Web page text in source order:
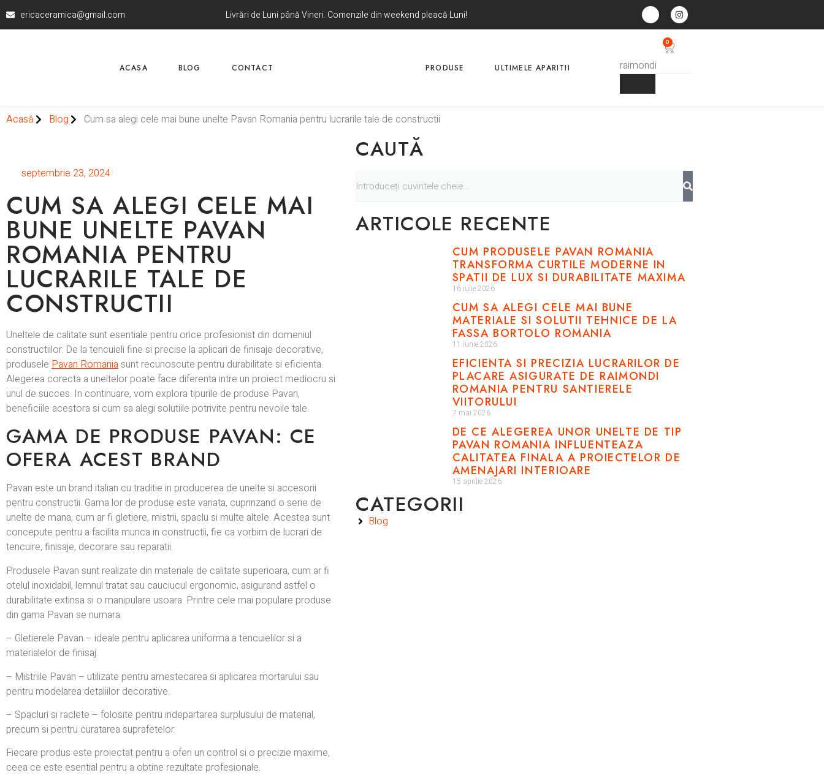
ericaceramica@gmail.com Livrări de Luni până Vineri. Comenzile din weekend pleacă Luni!
ACASA BLOG CONTACT PRODUSE ULTIMELE APARITII
0
Acasă Blog Cum sa alegi cele mai bune unelte Pavan Romania pentru lucrarile tale de constructii
septembrie 23, 2024
CUM SA ALEGI CELE MAI
BUNE UNELTE PAVAN
ROMANIA PENTRU
LUCRARILE TALE DE
CONSTRUCTII
Uneltele de calitate sunt esentiale pentru orice profesionist din domeniul
constructiilor. De la tencuieli fine si precise la aplicari de finisaje decorative,
produsele PavanRomaniasunt recunoscute pentru durabilitate si eficienta.
Alegerea corecta a uneltelor poate face diferenta intre un proiect mediocru si
unul de succes. In continuare, vom explora tipurile de produse Pavan,
beneficiile acestora si cum sa alegi solutiile potrivite pentru nevoile tale.
GAMA DE PRODUSE PAVAN: CE
OFERA ACEST BRAND
Pavan este un brand italian cu traditie in producerea de unelte si accesorii
pentru constructii. Gama lor de produse este variata, cuprinzand o serie de
unelte de mana, cum ar fi gletiere, mistrii, spaclu si multe altele. Acestea sunt
concepute pentru a facilita munca in constructii, fie ca vorbim de lucrari de
tencuire, finisaje, decorare sau reparatii.
Produsele Pavan sunt realizate din materiale de calitate superioara, cum ar fi
otelul inoxidabil, lemnul tratat sau cauciucul ergonomic, asigurand astfel o
durabilitate extinsa si o manipulare usoara. Printre cele mai populare produse
din gama Pavan se numara:
– Gletierele Pavan – ideale pentru aplicarea uniforma a tencuielilor si a
materialelor de finisaj.
– Mistriile Pavan – utilizate pentru amestecarea si aplicarea mortarului sau
pentru modelarea detaliilor decorative.
– Spacluri si raclete – folosite pentru indepartarea surplusului de material,
precum si pentru curatarea suprafetelor.
Fiecare produs este proiectat pentru a oferi un control si o precizie maxime,
ceea ce este esential pentru a obtine rezultate profesionale.
CAUTĂ
ARTICOLE RECENTE
CUM PRODUSELE PAVAN ROMANIA
TRANSFORMA CURTILE MODERNE IN
SPATII DE LUX SI DURABILITATE MAXIMA
16 iulie 2026
CUM SA ALEGI CELE MAI BUNE
MATERIALE SI SOLUTII TEHNICE DE LA
FASSA BORTOLO ROMANIA
11 iunie 2026
EFICIENTA SI PRECIZIA LUCRARILOR DE
PLACARE ASIGURATE DE RAIMONDI
ROMANIA PENTRU SANTIERELE
VIITORULUI
7 mai 2026
DE CE ALEGEREA UNOR UNELTE DE TIP
PAVAN ROMANIA INFLUENTEAZA
CALITATEA FINALA A PROIECTELOR DE
AMENAJARI INTERIOARE
15 aprilie 2026
CATEGORII
Blog